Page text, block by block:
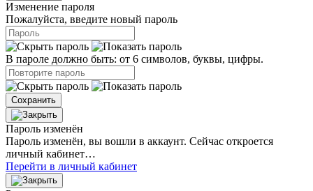
Изменение пароля
Пожалуйста, введите новый пароль
В пароле должно быть: от 6 символов, буквы, цифры.
Сохранить
Пароль изменён
Пароль изменён, вы вошли в аккаунт. Сейчас откроется
личный кабинет…
Перейти в личный кабинет